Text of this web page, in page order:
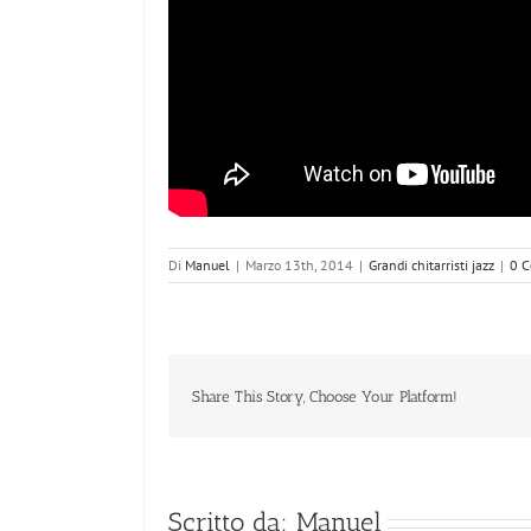
Di Manuel | Marzo 13th, 2014 | Grandi chitarristi jazz | 0
Share This Story, Choose Your Platform!
Scritto da: Manuel